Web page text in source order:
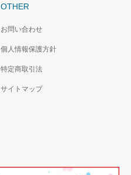
OTHER
お問い合わせ
個人情報保護方針
特定商取引法
サイトマップ